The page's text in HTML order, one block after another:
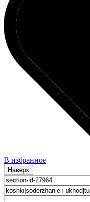
В избранное
Наверх